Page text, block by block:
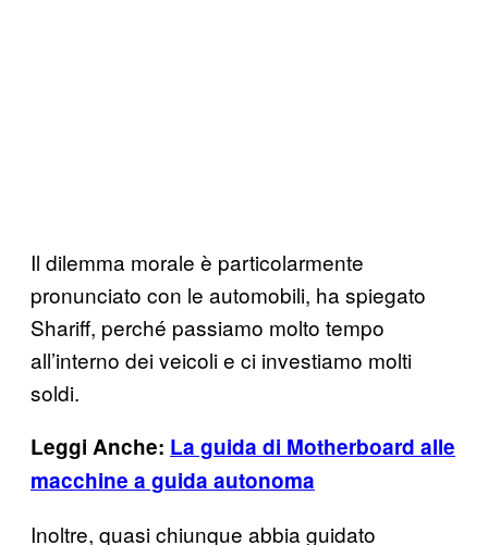
Il dilemma morale è particolarmente
pronunciato con le automobili, ha spiegato
Shariff, perché passiamo molto tempo
all’interno dei veicoli e ci investiamo molti
soldi.
Leggi Anche: La guida di Motherboard alle
macchine a guida autonoma
Inoltre, quasi chiunque abbia guidato